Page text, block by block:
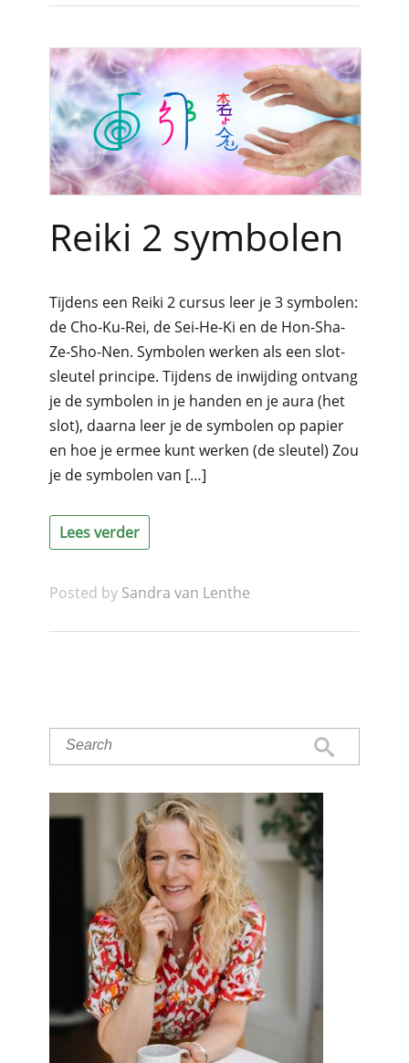
Reiki 2 symbolen
Tijdens een Reiki 2 cursus leer je 3 symbolen:
de Cho-Ku-Rei, de Sei-He-Ki en de Hon-Sha-
Ze-Sho-Nen. Symbolen werken als een slot-
sleutel principe. Tijdens de inwijding ontvang
je de symbolen in je handen en je aura (het
slot), daarna leer je de symbolen op papier
en hoe je ermee kunt werken (de sleutel) Zou
je de symbolen van […]
Lees verder
Posted by Sandra van Lenthe